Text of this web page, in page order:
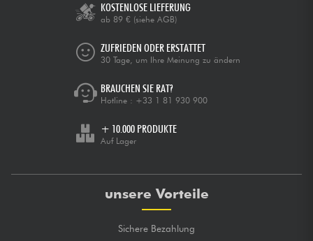
KOSTENLOSE LIEFERUNG
ab 89 € (siehe AGB)
ZUFRIEDEN ODER ERSTATTET
30 Tage, um Ihre Meinung zu ändern
BRAUCHEN SIE RAT?
Hotline : +33 1 81 930 900
+ 10.000 PRODUKTE
Auf Lager
unsere Vorteile
Sichere Bezahlung